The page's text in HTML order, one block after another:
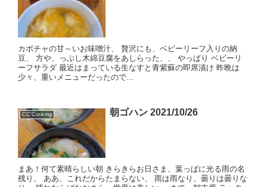
カボチャの甘～いお味噌汁、 贅沢にも、ベビーリーフ入りの納
豆、 方や、っぶし木綿豆腐をあしらった、、 やっぱり ベビーリ
ーフサラダ 最近はまっている生なすと青紫蘇の即席漬け 昨晩は
少々、重いメニューだったので...
CC'Cooking 朝ゴハン 2021/10/26
まあ！何て素晴らしい朝 きらきらお日さま、葉っぱに光る雨の名
残り、 ああ、これだからたまらない、 雨は雨なり、曇りは曇りな